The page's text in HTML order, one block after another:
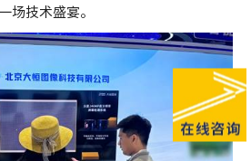
场技术盛宴。